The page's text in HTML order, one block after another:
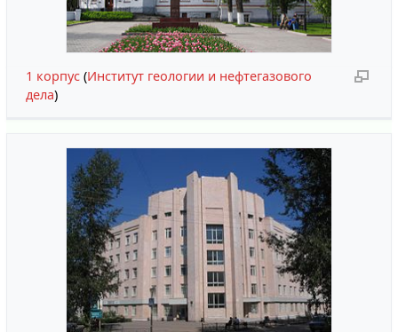
1 корпус (Институт геологии и нефтегазового
дела)